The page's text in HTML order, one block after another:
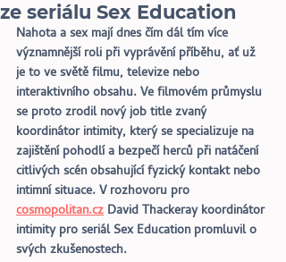
ze seriálu Sex Education
Nahota a sex mají dnes čím dál tím více
významnější roli při vyprávění příběhu, ať už
je to ve světě filmu, televize nebo
interaktivního obsahu. Ve filmovém průmyslu
se proto zrodil nový job title zvaný
koordinátor intimity, který se specializuje na
zajištění pohodlí a bezpečí herců při natáčení
citlivých scén obsahující fyzický kontakt nebo
intimní situace. V rozhovoru pro
cosmopolitan.cz David Thackeray koordinátor
intimity pro seriál Sex Education promluvil o
svých zkušenostech.